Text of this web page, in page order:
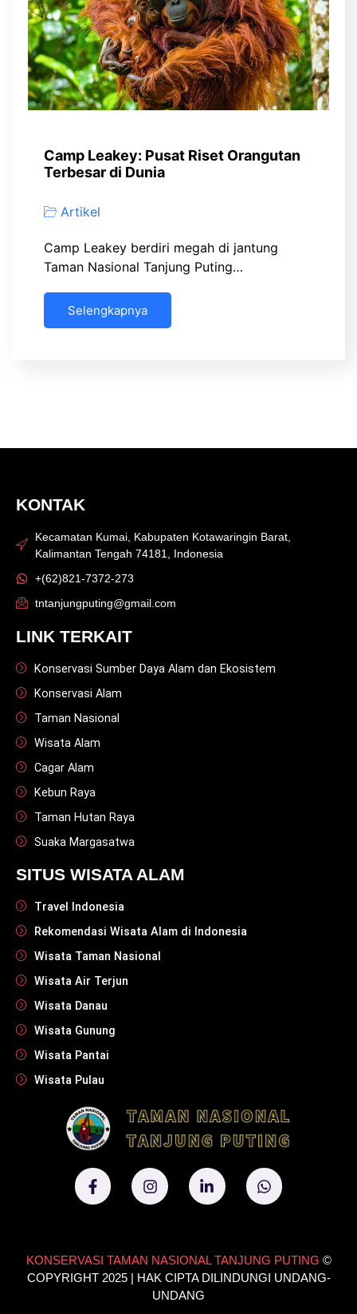
Camp Leakey: Pusat Riset Orangutan
Terbesar di Dunia
Artikel
Camp Leakey berdiri megah di jantung
Taman Nasional Tanjung Puting…
Selengkapnya
KONTAK
Kecamatan Kumai, Kabupaten Kotawaringin Barat,
Kalimantan Tengah 74181, Indonesia
+(62)821-7372-273
tntanjungputing@gmail.com
LINK TERKAIT
Konservasi Sumber Daya Alam dan Ekosistem
Konservasi Alam
Taman Nasional
Wisata Alam
Cagar Alam
Kebun Raya
Taman Hutan Raya
Suaka Margasatwa
SITUS WISATA ALAM
Travel Indonesia
Rekomendasi Wisata Alam di Indonesia
Wisata Taman Nasional
Wisata Air Terjun
Wisata Danau
Wisata Gunung
Wisata Pantai
Wisata Pulau
KONSERVASI TAMAN NASIONAL TANJUNG PUTING ©
COPYRIGHT 2025 | HAK CIPTA DILINDUNGI UNDANG-
UNDANG